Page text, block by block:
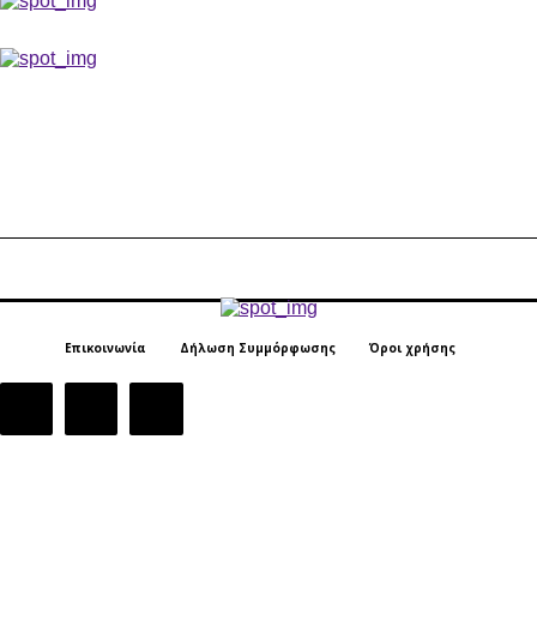
Επικοινωνία Δήλωση Συμμόρφωσης Όροι χρήσης